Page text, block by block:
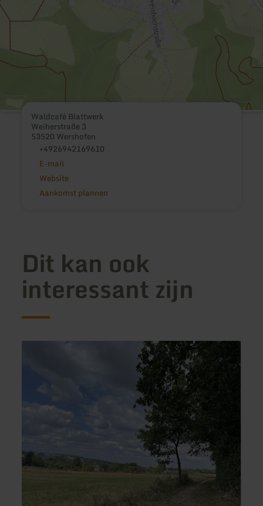
Waldcafé Blattwerk
Weiherstraße 3
53520 Wershofen
+4926942169610
E-mail
Website
Aankomst plannen
Dit kan ook
interessant zijn
over: